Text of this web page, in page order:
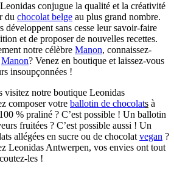
conjugue la qualité et la créativité
du chocolat belge au plus grand nombre.
développent sans cesse leur savoir-faire
et de proposer de nouvelles recettes.
notre célèbre Manon, connaissez-
Manon? Venez en boutique et laissez-vous
insoupçonnées !
visitez notre boutique Leonidas
composer votre ballotin de chocolats à
% praliné ? C’est possible ! Un ballotin
fruitées ? C’est possible aussi ! Un
allégées en sucre ou de chocolat vegan ?
Leonidas Antwerpen, vos envies ont tout
les !